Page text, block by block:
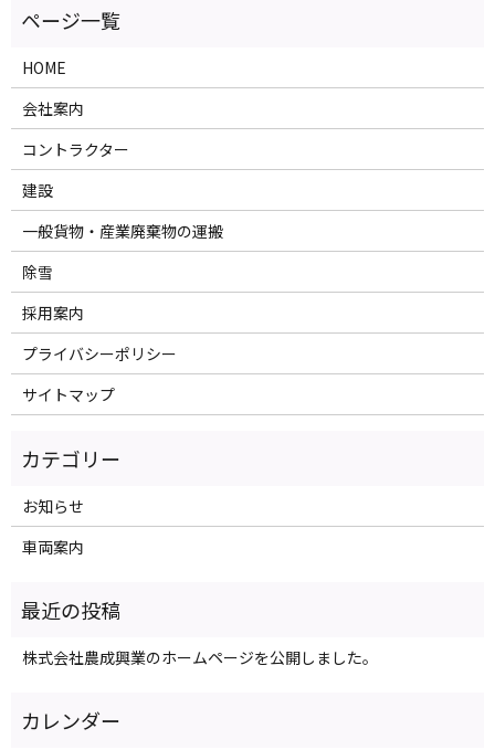
HOME
会社案内
コントラクター
建設
一般貨物・産業廃棄物の運搬
除雪
採用案内
プライバシーポリシー
サイトマップ
お知らせ
車両案内
株式会社農成興業のホームページを公開しました。